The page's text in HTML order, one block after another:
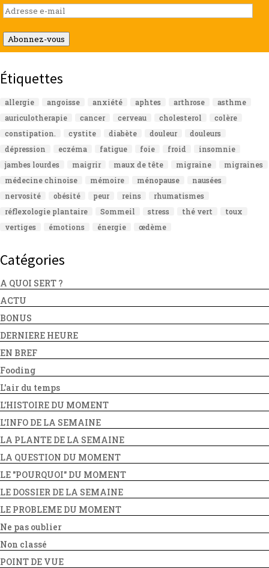
Adresse
e-
mail
Abonnez-vous
Étiquettes
allergie angoisse anxiété aphtes arthrose
asthme
auriculotherapie
cancer cerveau cholesterol
colère
constipation.
cystite diabète douleur
douleurs
dépression
eczéma fatigue foie froid
insomnie
jambes lourdes
maigrir maux de tête migraine
migraines
médecine chinoise
mémoire ménopause
nausées
nervosité
obésité peur reins
rhumatismes
réflexologie plantaire
Sommeil stress thé vert
toux
vertiges
émotions énergie œdème
Catégories
A QUOI SERT ?
ACTU
BONUS
DERNIERE HEURE
EN BREF
Fooding
L'air du temps
L'HISTOIRE DU MOMENT
L'INFO DE LA SEMAINE
LA PLANTE DE LA SEMAINE
LA QUESTION DU MOMENT
LE "POURQUOI" DU MOMENT
LE DOSSIER DE LA SEMAINE
LE PROBLEME DU MOMENT
Ne pas oublier
Non classé
POINT DE VUE